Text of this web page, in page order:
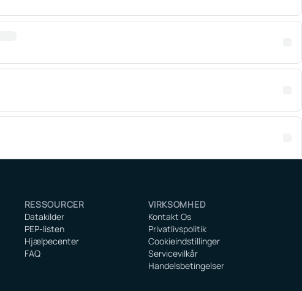
RESSOURCER
Datakilder
PEP-listen
Hjælpecenter
FAQ
VIRKSOMHED
Kontakt Os
Privatlivspolitik
Cookieindstillinger
Servicevilkår
Handelsbetingelser